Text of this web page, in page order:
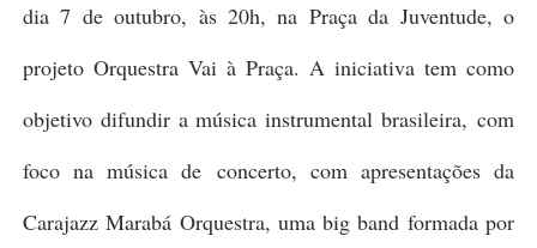
dia 7 de outubro, às 20h, na Praça da Juventude, o
projeto Orquestra Vai à Praça. A iniciativa tem como
objetivo difundir a música instrumental brasileira,com
foco na música de concerto, com apresentações da
Carajazz Marabá Orquestra, uma big band formada por